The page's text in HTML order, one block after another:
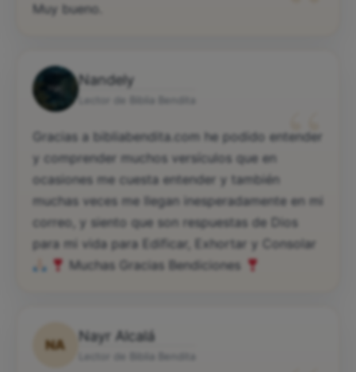
Muy bueno.
Nandely
“
Gracias a bibliabendita.com he podido entender
y comprender muchos versículos que en
ocasiones me cuesta entender y también
muchas veces me llegan inesperadamente en mi
correo, y siento que son respuestas de Dios
para mi vida para Edificar, Exhortar y Consolar
Muchas Gracias Bendiciones
NA
Nayr Alcalá